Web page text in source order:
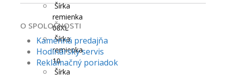
Šírka
remienka
08XL
Šírka
remienka
10
Šírka
O SPOLOČNOSTI
Kamenná predajňa
Hodinársky servis
Reklamačný poriadok